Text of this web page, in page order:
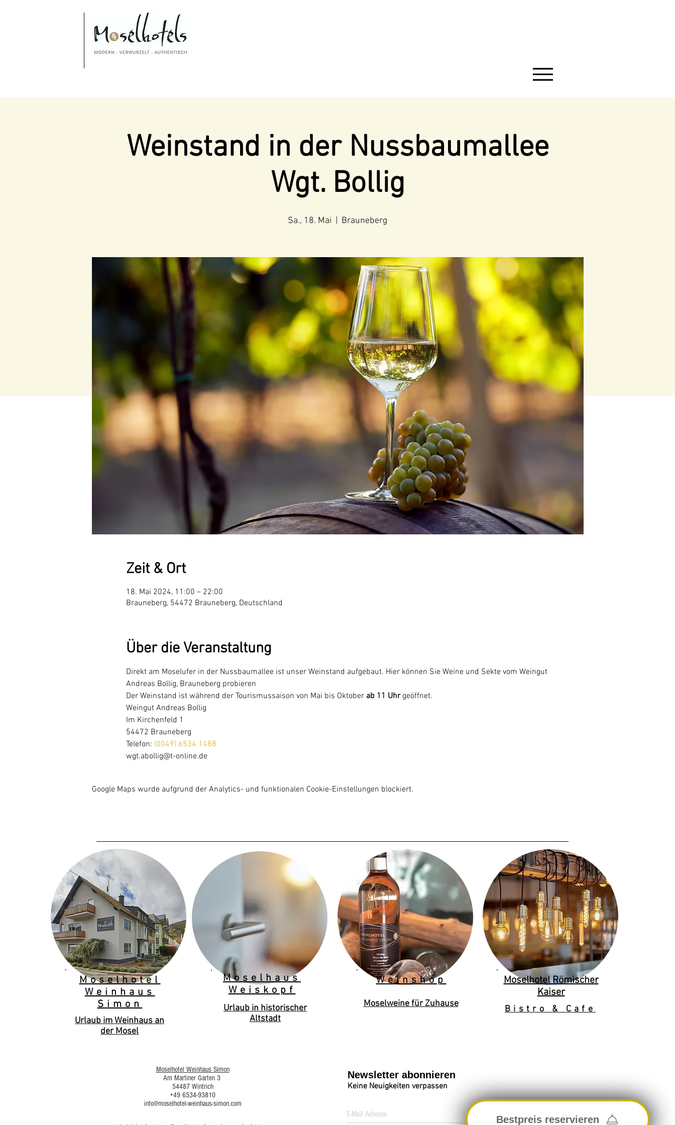
Weinstand in der Nussbaumallee
Wgt. Bollig
Sa., 18. Mai Brauneberg
Zeit & Ort
18. Mai 2024, 11:00 – 22:00
Brauneberg, 54472 Brauneberg, Deutschland
Über die Veranstaltung
Direkt am Moselufer in der Nussbaumallee ist unser Weinstand aufgebaut. Hier können Sie Weine und Sekte vom Weingut
Andreas Bollig, Brauneberg probieren
Der Weinstand ist während der Tourismussaison von Mai bis Oktober ab 11 Uhr geöffnet.
Weingut Andreas Bollig
Im Kirchenfeld 1
54472 Brauneberg
Telefon: (0049) 6534 1488
wgt.abollig@t-online.de
Google Maps wurde aufgrund der Analytics- und funktionalen Cookie-Einstellungen blockiert.
Bestpreis reservieren
Moselhotel
Weinhaus
Simon
Urlaub im Weinhaus an
der Mosel
Moselhaus
Weiskopf
Urlaub in historischer
Altstadt
Weinshop
Moselweine für Zuhause
Moselhotel Römischer
Kaiser
Bistro & Cafe
Moselhotel Weinhaus Simon
Am Martiner Garten 3
54487 Wintrich
+49 6534-93810
info@moselhotel-weinhaus-simon.com
Newsletter abonnieren
Keine Neuigkeiten verpassen